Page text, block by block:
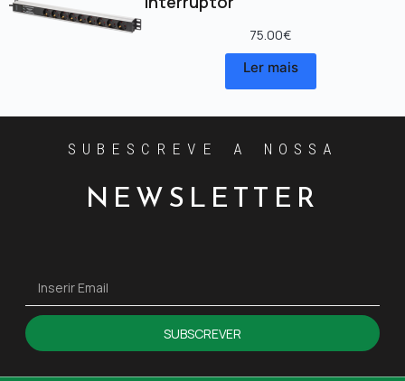
75.00€
Ler mais
SUBESCREVE A NOSSA
NEWSLETTER
SUBSCREVER